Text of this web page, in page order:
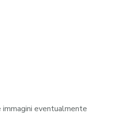
immagini eventualmente